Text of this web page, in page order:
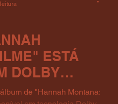
ESTÁ
DOLBY
de "Hannah Montana: